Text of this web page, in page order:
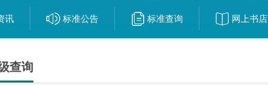
讯 标准公告 标准查询 网上书店
查询